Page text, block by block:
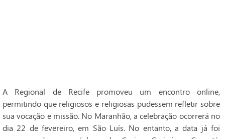
A Regional de Recife promoveu um encontro online,
permitindo que religiosos e religiosas pudessem refletir sobre
sua vocação e missão. No Maranhão, a celebração ocorrerá no
dia 22 de fevereiro, em São Luís. No entanto, a data já foi